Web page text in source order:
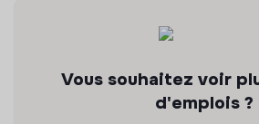
Vous souhaitez voir
d'emplois ?